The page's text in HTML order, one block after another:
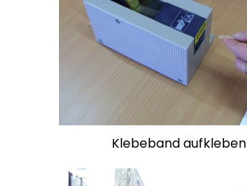
Klebeband aufkleben